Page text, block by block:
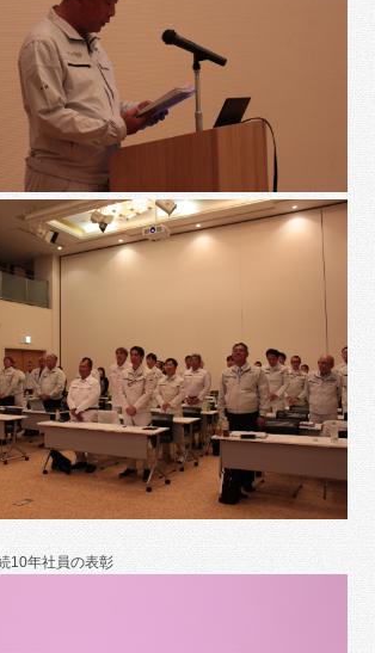
10年社員の表彰